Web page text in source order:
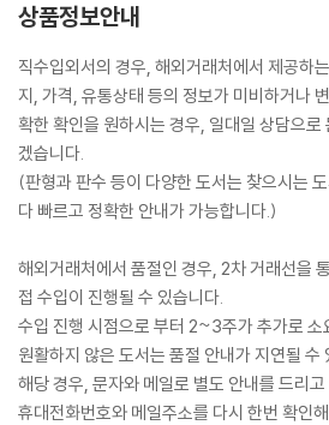
상품정보안내
직수입외서의 경우, 해외거래처에서 제공하
지, 가격, 유통상태 등의 정보가 미비하거나
확한 확인을 원하시는 경우, 일대일 상담으로
겠습니다.
(판형과 판수 등이 다양한 도서는 찾으시는
다 빠르고 정확한 안내가 가능합니다.)
해외거래처에서 품절인 경우, 2차 거래선을
접 수입이 진행될 수 있습니다.
수입 진행 시점으로 부터 2~3주가 추가로 소
원활하지 않은 도서는 품절 안내가 지연될 수
해당 경우, 문자와 메일로 별도 안내를 드리
휴대전화번호와 메일주소를 다시 한번 확인